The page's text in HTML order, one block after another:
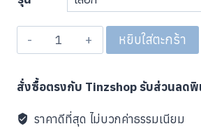
จำนวน
ชุด
โม
หยิบใส่ตะกร้า
สั่งซื้อตรงกับ Tinzshop รับส่วนลดพิ
ราคาดีที่สุด ไม่บวกค่าธรรมเนียม